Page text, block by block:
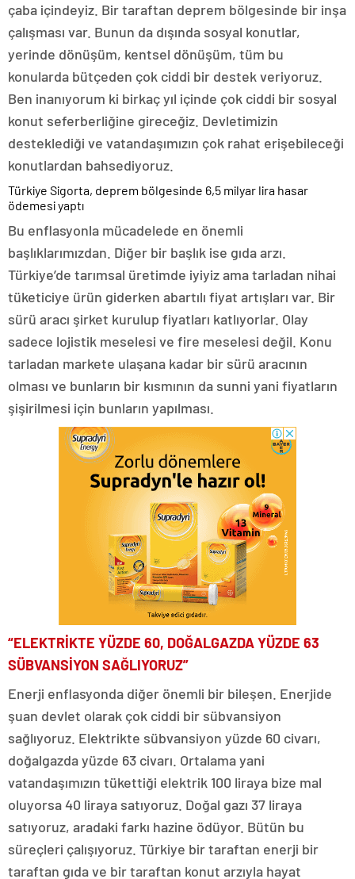
çaba içindeyiz. Bir taraftan deprem bölgesinde bir inşa
çalışması var. Bunun da dışında sosyal konutlar,
yerinde dönüşüm, kentsel dönüşüm, tüm bu
konularda bütçeden çok ciddi bir destek veriyoruz.
Ben inanıyorum ki birkaç yıl içinde çok ciddi bir sosyal
konut seferberliğine gireceğiz. Devletimizin
desteklediği ve vatandaşımızın çok rahat erişebileceği
konutlardan bahsediyoruz.
Türkiye Sigorta, deprem bölgesinde 6,5 milyar lira hasar
ödemesi yaptı
Bu enflasyonla mücadelede en önemli
başlıklarımızdan. Diğer bir başlık ise gıda arzı.
Türkiye’de tarımsal üretimde iyiyiz ama tarladan nihai
tüketiciye ürün giderken abartılı fiyat artışları var. Bir
sürü aracı şirket kurulup fiyatları katlıyorlar. Olay
sadece lojistik meselesi ve fire meselesi değil. Konu
tarladan markete ulaşana kadar bir sürü aracının
olması ve bunların bir kısmının da sunni yani fiyatların
şişirilmesi için bunların yapılması.
“ELEKTRİKTE YÜZDE 60, DOĞALGAZDA YÜZDE 63
SÜBVANSİYON SAĞLIYORUZ”
Enerji enflasyonda diğer önemli bir bileşen. Enerjide
şuan devlet olarak çok ciddi bir sübvansiyon
sağlıyoruz. Elektrikte sübvansiyon yüzde 60 civarı,
doğalgazda yüzde 63 civarı. Ortalama yani
vatandaşımızın tükettiği elektrik 100 liraya bize mal
oluyorsa 40 liraya satıyoruz. Doğal gazı 37 liraya
satıyoruz, aradaki farkı hazine ödüyor. Bütün bu
süreçleri çalışıyoruz. Türkiye bir taraftan enerji bir
taraftan gıda ve bir taraftan konut arzıyla hayat